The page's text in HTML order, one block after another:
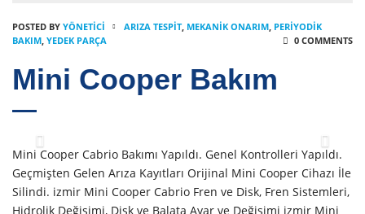
POSTED BY YÖNETICI ARIZA TESPIT, MEKANIK ONARIM, PERIYODIK
BAKIM, YEDEK PARÇA 0 COMMENTS
Mini Cooper Bakım
Mini Cooper Cabrio Bakımı Yapıldı. Genel Kontrolleri Yapıldı.
Geçmişten Gelen Arıza Kayıtları Orijinal Mini Cooper Cihazı İle
Silindi. izmir Mini Cooper Cabrio Fren ve Disk, Fren Sistemleri,
Hidrolik Değişimi, Disk ve Balata Ayar ve Değişimi izmir Mini